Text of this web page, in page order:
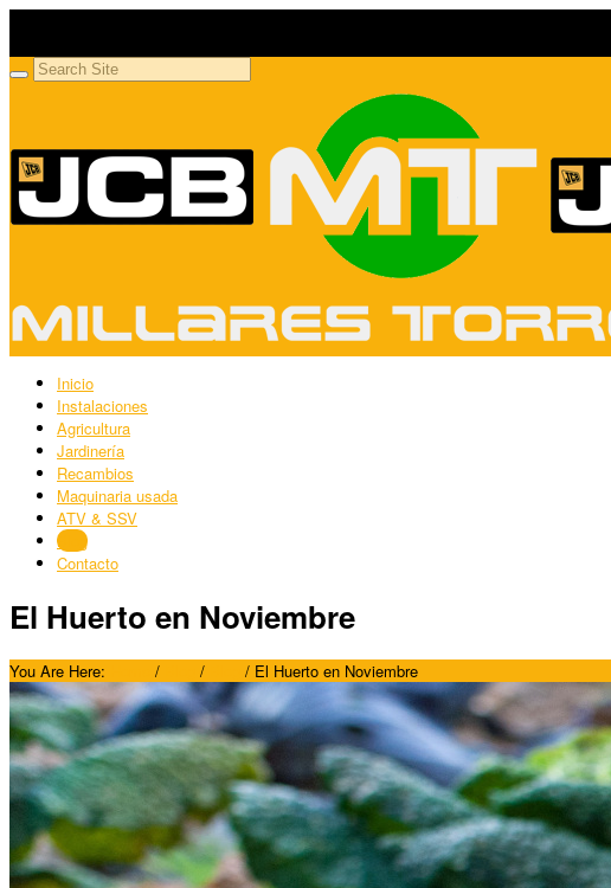
Inicio
Instalaciones
Agricultura
Jardinería
Recambios
Maquinaria usada
ATV & SSV
Blog
Contacto
El Huerto en Noviembre
You Are Here: / / / El Huerto en Noviembre